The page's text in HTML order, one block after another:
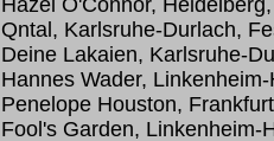
Hazel O'Connor,
Qntal, Karlsruhe-Durlach,
Deine Lakaien, Karlsruhe-
Hannes Wader,
Penelope Houston,
Fool's Garden, Linkenheim-